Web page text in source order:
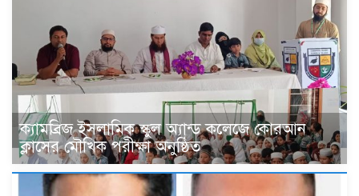
ক্যামব্রিজ ইসলামিক স্কুল অ্যান্ড কলেজে কোরআন
ক্লাসের মৌখিক পরীক্ষা অনুষ্ঠিত